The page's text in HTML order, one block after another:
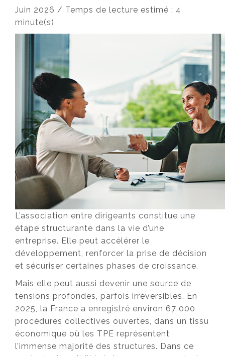
Juin 2026 / Temps de lecture estimé : 4
minute(s)
L’association entre dirigeants constitue une
étape structurante dans la vie d’une
entreprise. Elle peut accélérer le
développement, renforcer la prise de décision
et sécuriser certaines phases de croissance.
Mais elle peut aussi devenir une source de
tensions profondes, parfois irréversibles. En
2025, la France a enregistré environ 67 000
procédures collectives ouvertes, dans un tissu
économique où les TPE représentent
l’immense majorité des structures. Dans ce